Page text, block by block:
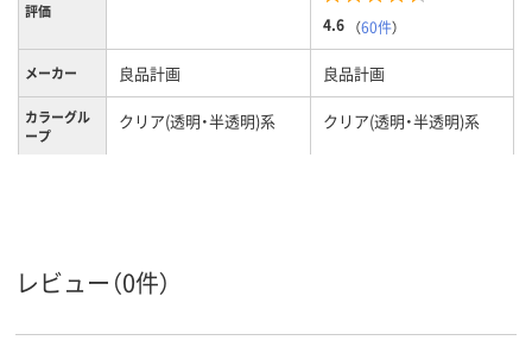
評価
4.6 （60件）
メーカー 良品計画 良品計画
カラーグル
ープ
クリア(透明・半透明)系 クリア(透明・半透明)系
レビュー（0件）